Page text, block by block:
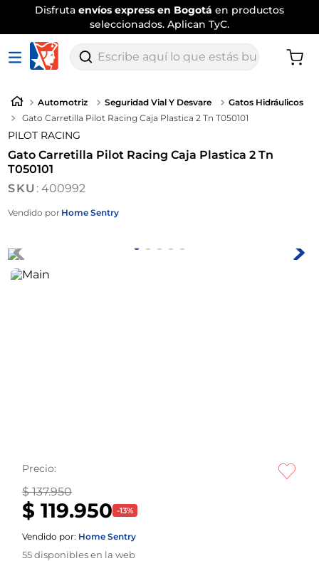
Disfruta envíos express en Bogotá en productos
seleccionados. Aplican TyC.
Escribe aquí lo que estás buscando
Automotriz Seguridad Vial Y Desvare
Gatos Hidráulicos
Gato Carretilla Pilot Racing Caja Plastica 2 Tn T050101
PILOT RACING
Gato Carretilla Pilot Racing Caja Plastica 2 Tn
T050101
:400992
Vendido por Home Sentry
Precio:
$ 137.950
$ 119.950 -13%
Vendido por: Home Sentry
55disponibles en la web